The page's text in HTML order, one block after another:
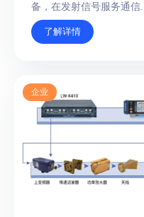
备，在发射信号服务通信...
了解详情
企业